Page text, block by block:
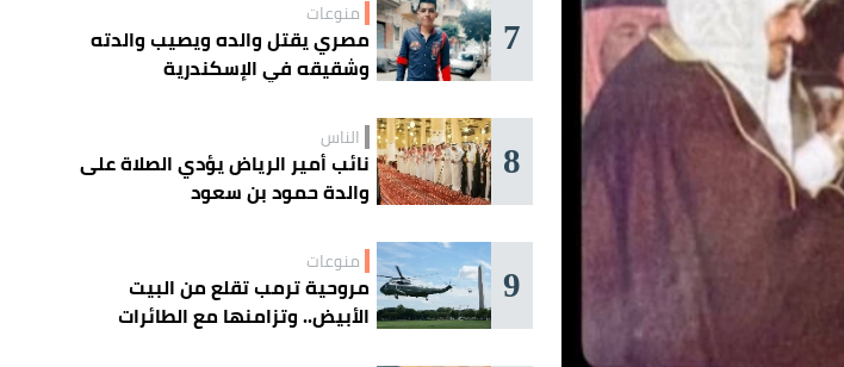
7 منوعات
مصري يقتل والده ويصيب والدته
وشقيقه في الإسكندرية
8 الناس
نائب أمير الرياض يؤدي الصلاة على
والدة حمود بن سعود
9 منوعات
مروحية ترمب تقلع من البيت
الأبيض.. وتزامنها مع الطائرات